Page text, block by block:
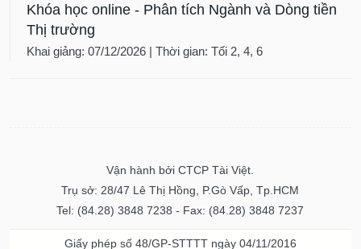
Khóa học online - Phân tích Ngành và Dòng tiền
Thị trường
Khai giảng: 07/12/2026 | Thời gian: Tối 2, 4, 6
Vận hành bởi CTCP Tài Việt.
Trụ sở: 28/47 Lê Thị Hồng, P.Gò Vấp, Tp.HCM
Tel: (84.28) 3848 7238 - Fax: (84.28) 3848 7237
Giấy phép số 48/GP-STTTT ngày 04/11/2016
TIỆN
ÍCH